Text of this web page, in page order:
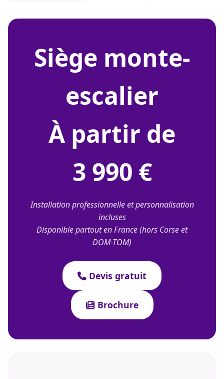
siège monte-
escalier
À partir de
3 990 €
Installation professionnelle et personnalisation
incluses
Disponible partout en France (hors Corse et
DOM-TOM)
Devis gratuit
Brochure